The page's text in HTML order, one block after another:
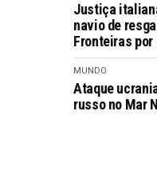
Justiça
navio de
Fronteiras por
MUNDO
Ataque
russo no Mar